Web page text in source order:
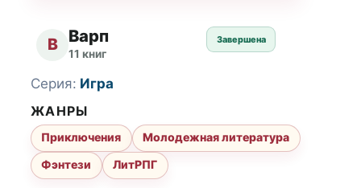
В Варп
11 книг
Завершена
Серия: Игра
ЖАНРЫ
Приключения
Молодежная литература
Фэнтези
ЛитРПГ